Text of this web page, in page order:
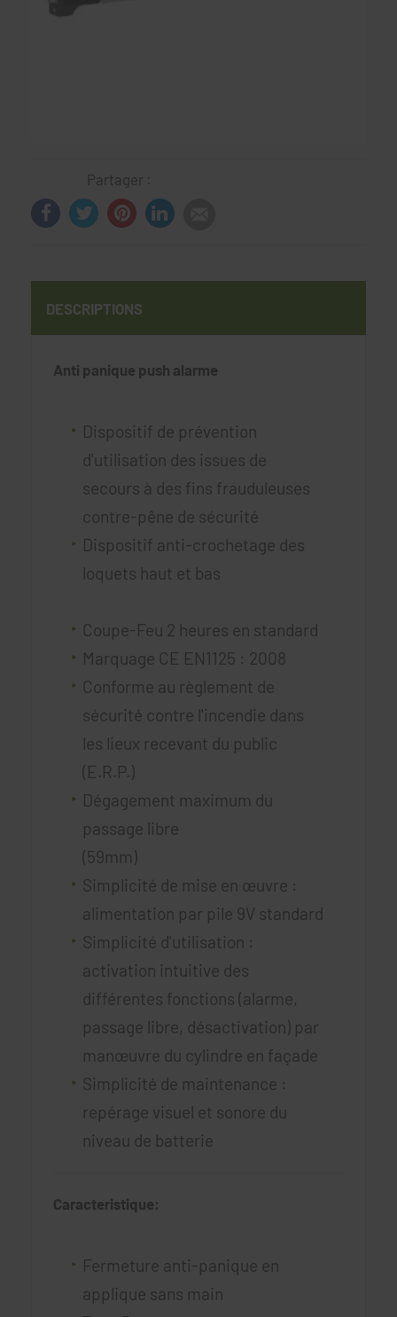
Partager :
DESCRIPTIONS
Anti panique push alarme
Dispositif de prévention
d'utilisation des issues de
secours à des fins frauduleuses
contre-pêne de sécurité
Dispositif anti-crochetage des
loquets haut et bas
Coupe-Feu 2 heures en standard
Marquage CE EN1125 : 2008
Conforme au règlement de
sécurité contre l'incendie dans
les lieux recevant du public
(E.R.P.)
Dégagement maximum du
passage libre
(59mm)
Simplicité de mise en œuvre :
alimentation par pile 9V standard
Simplicité d'utilisation :
activation intuitive des
différentes fonctions (alarme,
passage libre, désactivation) par
manœuvre du cylindre en façade
Simplicité de maintenance :
repérage visuel et sonore du
niveau de batterie
Caracteristique:
Fermeture anti-panique en
applique sans main